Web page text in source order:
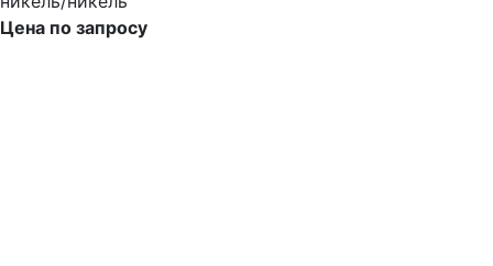
Цена по запросу